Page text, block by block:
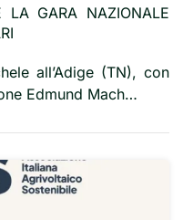
LA GARA NAZIONALE
all’Adige (TN), con
Edmund Mach…